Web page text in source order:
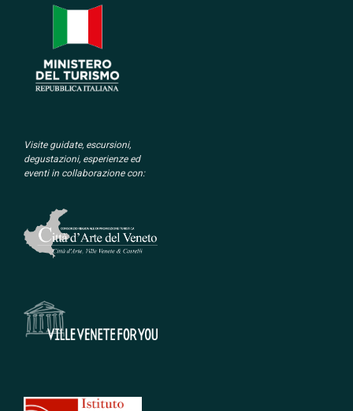
Visite guidate, escursioni,
degustazioni, esperienze ed
eventi in collaborazione con: